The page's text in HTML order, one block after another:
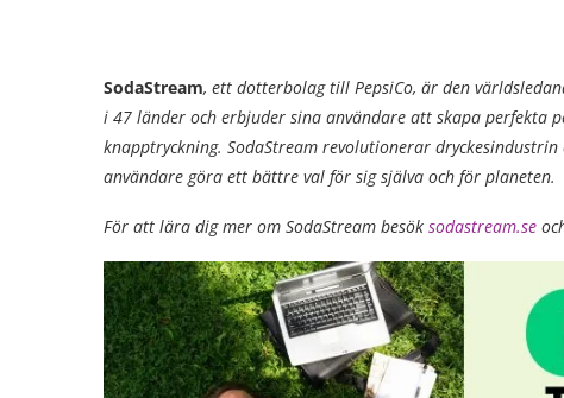
SodaStream, ett dotterbolag till PepsiCo, är den
i 47 länder och erbjuder sina användare att skapa perfekta
knapptryckning. SodaStream revolutionerar
användare göra ett bättre val för sig själva och för planeten.
För att lära dig mer om SodaStream besök sodastream.se